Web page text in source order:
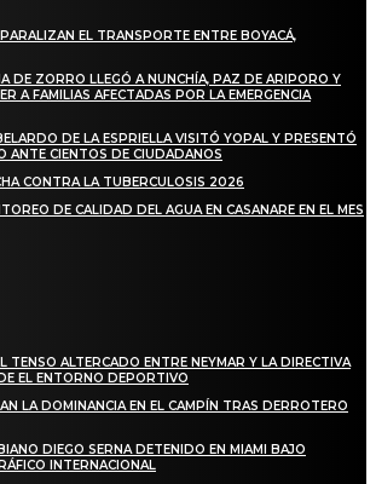
EL TRANSPORTE ENTRE BOYACÁ,
DE ZORRO LLEGÓ A NUNCHÍA, PAZ DE ARIPORO Y
A FAMILIAS AFECTADAS POR LA EMERGENCIA
DE LA ESPRIELLA VISITÓ YOPAL Y PRESENTÓ
ANTE CIENTOS DE CIUDADANOS
CONTRA LA TUBERCULOSIS 2026
DE CALIDAD DEL AGUA EN CASANARE EN EL MES
TENSO ALTERCADO ENTRE NEYMAR Y LA DIRECTIVA
EL ENTORNO DEPORTIVO
LA DOMINANCIA EN EL CAMPÍN TRAS DERROTERO
DIEGO SERNA DETENIDO EN MIAMI BAJO
INTERNACIONAL